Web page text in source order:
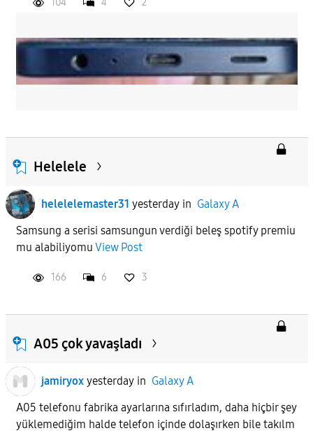
104 4 2
Helelele
helelelemaster31 yesterdayin Galaxy A
Samsung a serisi samsungun verdiği beleş spotify premiu
mu alabiliyomu View Post
166 6 3
A05 çok yavaşladı
jamiryox yesterdayin Galaxy A
A05 telefonu fabrika ayarlarına sıfırladım, daha hiçbir şey
yüklemediğim halde telefon içinde dolaşırken bile takılm